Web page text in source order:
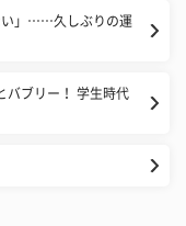
い」……久しぶりの運
バブリー！ 学生時代